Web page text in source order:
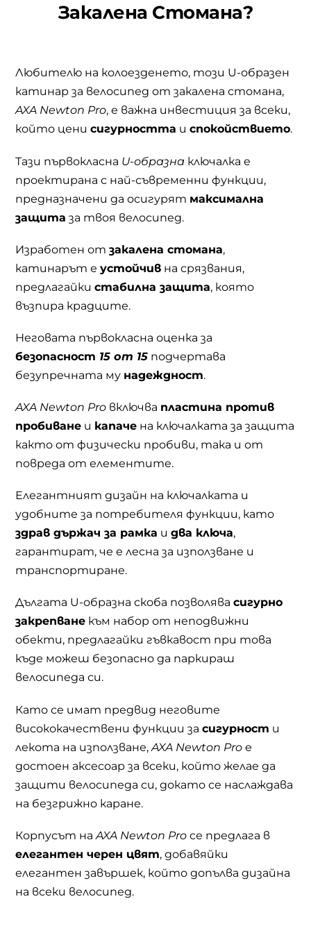
Закалена Стомана?
Любителю на колоезденето, този U-образен
катинар за велосипед от закалена стомана,
AXA Newton Pro, е важна инвестиция за всеки,
който ценисигурността испокойствието.
Тази първокласна U-образна ключалка е
проектирана с най-съвременни функции,
предназначени да осигурят максимална
защита за твоя велосипед.
Изработен отзакалена стомана,
катинарът еустойчив на срязвания,
предлагайкистабилна защита, която
възпира крадците.
Неговата първокласна оценка за
безопасност 15 от 15 подчертава
безупречната му надеждност.
AXA Newton Pro включва пластина против
пробиване и капаче на ключалката за защита
както от физически пробиви, така и от
повреда от елементите.
Елегантният дизайн на ключалката и
удобните за потребителя функции, като
здрав държач за рамка идва ключа,
гарантират, че е лесна за използване и
транспортиране.
Дългата U-образна скоба позволявасигурно
закрепване към набор от неподвижни
обекти, предлагайки гъвкавост при това
къде можеш безопасно да паркираш
велосипеда си.
Като се имат предвид неговите
висококачествени функции засигурност и
лекота на използване,AXA Newton Pro е
достоен аксесоар за всеки, който желае да
защити велосипеда си, докато се наслаждава
на безгрижно каране.
Корпусът наAXA Newton Pro се предлага в
елегантен черен цвят, добавяйки
елегантен завършек, който допълва дизайна
на всеки велосипед.